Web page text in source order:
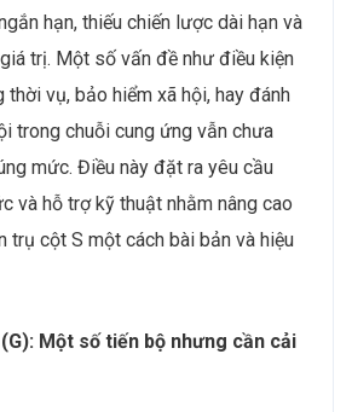
hạn, thiếu chiến lược dài hạn và
trị. Một số vấn đề như điều kiện
thời vụ, bảo hiểm xã hội, hay đánh
trong chuỗi cung ứng vẫn chưa
mức. Điều này đặt ra yêu cầu
và hỗ trợ kỹ thuật nhằm nâng cao
trụ cột S một cách bài bản và hiệu
Một số tiến bộ nhưng cần cải